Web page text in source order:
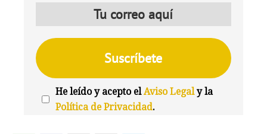
He leído y acepto elAviso Legaly la
Política de Privacidad.